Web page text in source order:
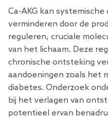
Ca-AKG kan
verminderen door de
reguleren, cruciale
van het lichaam. Deze
chronische ontsteking
aandoeningen zoals het
diabetes. Onderzoek
bij het verlagen van
potentieel ervan